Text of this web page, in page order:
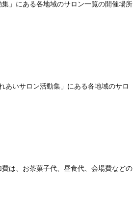
」にある各地域のサロン一覧の開催場所
あいサロン活動集」にある各地域のサロ
は、お茶菓子代、昼食代、会場費などの